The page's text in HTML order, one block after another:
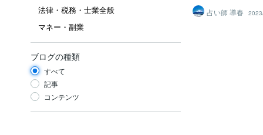
法律・税務・士業全般
マネー・副業
ブログの種類
すべて
記事
コンテンツ
性(大物)：https://
22005/228651 松個
占い師 導春